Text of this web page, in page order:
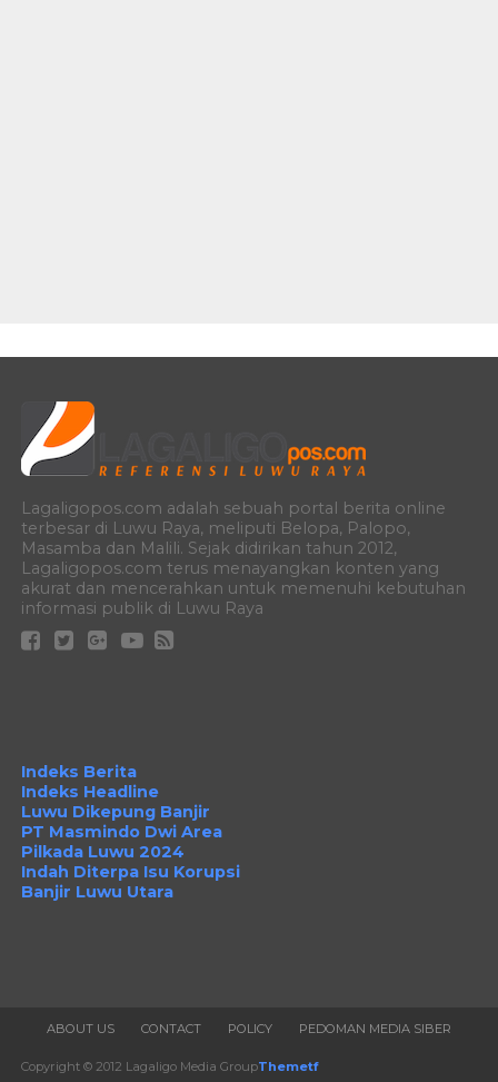
Lagaligopos.com adalah sebuah portal berita online
terbesar di Luwu Raya, meliputi Belopa, Palopo,
Masamba dan Malili. Sejak didirikan tahun 2012,
Lagaligopos.com terus menayangkan konten yang
akurat dan mencerahkan untuk memenuhi kebutuhan
informasi publik di Luwu Raya
Indeks Berita
Indeks Headline
Luwu Dikepung Banjir
PT Masmindo Dwi Area
Pilkada Luwu 2024
Indah Diterpa Isu Korupsi
Banjir Luwu Utara
ABOUT US CONTACT POLICY PEDOMAN MEDIA SIBER
Copyright © 2012 Lagaligo Media GroupThemetf